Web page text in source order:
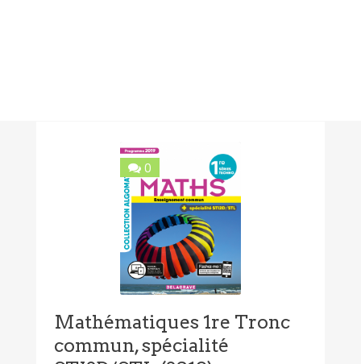
0
Mathématiques 1re Tronc
commun, spécialité